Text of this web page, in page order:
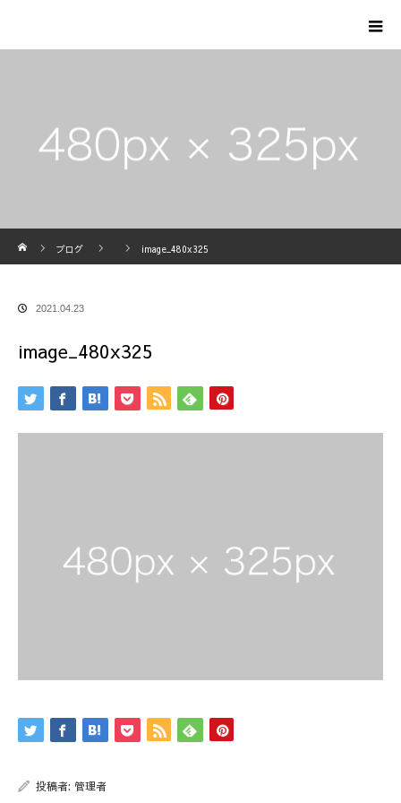
ブログ
image_480x325
2021.04.23
image_480x325
投稿者: 管理者